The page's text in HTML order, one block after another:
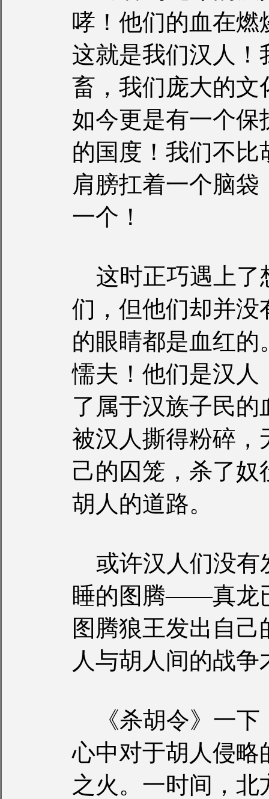
哮！他们的血在燃
这就是我们汉人！
畜，我们庞大的文
如今更是有一个保
的国度！我们不
肩膀扛着一个脑
一个！
这时正巧遇上了
们，但他们却并没
的眼睛都是血红
懦夫！他们是汉人
了属于汉族子民
被汉人撕得粉碎，
己的囚笼，杀了
胡人的道路。
或许汉人们没有
睡的图腾——真龙
图腾狼王发出自
人与胡人间的战
《杀胡令》一下
心中对于胡人侵略
之火。一时间，